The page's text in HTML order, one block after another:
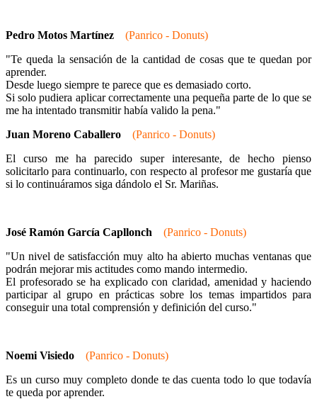
Pedro Motos Martínez
(Panrico - Donuts)
"Te queda la sensación de la cantidad de cosas que te quedan por
aprender.
Desde luego siempre te parece que es demasiado corto.
Si solo pudiera aplicar correctamente una pequeña parte de lo que se
me ha intentado transmitir había valido la pena."
Juan Moreno Caballero
(Panrico - Donuts)
El curso me ha parecido super interesante, de hecho pienso
solicitarlo para continuarlo, con respecto al profesor me gustaría que
si lo continuáramos siga dándolo el Sr. Mariñas.
José Ramón García Capllonch
(Panrico - Donuts)
"Un nivel de satisfacción muy alto ha abierto muchas ventanas que
podrán mejorar mis actitudes como mando intermedio.
El profesorado se ha explicado con claridad, amenidad y haciendo
participar al grupo en prácticas sobre los temas impartidos para
conseguir una total comprensión y definición del curso."
Noemi Visiedo
(Panrico - Donuts)
Es un curso muy completo donde te das cuenta todo lo que todavía
te queda por aprender.